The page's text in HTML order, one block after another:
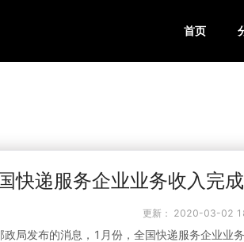
首页
快递服务企业业务收入完
更新： 2020-03-02
政局发布的消息，1月份，全国快递服务企业